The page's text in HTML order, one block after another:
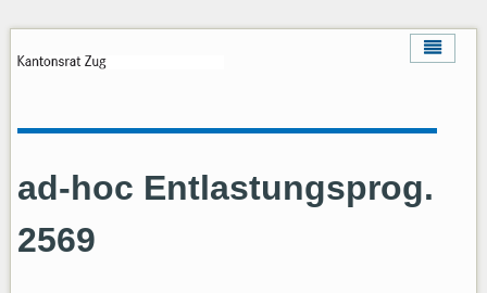
ad-hoc Entlastungsprog.
2569